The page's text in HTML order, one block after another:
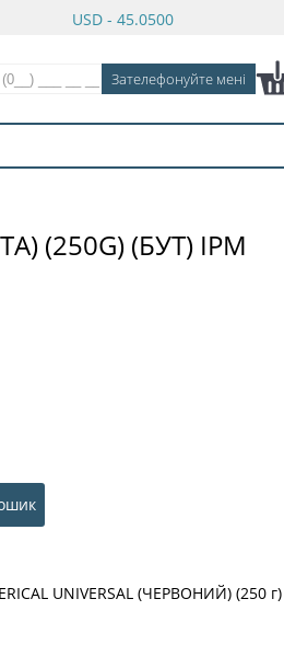
USD - 45.0500
(250G) (БУТ) IPM
UNIVERSAL (ЧЕРВОНИЙ) (250 г)